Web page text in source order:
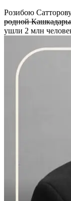
Розибою
родной
ушли 2 млн